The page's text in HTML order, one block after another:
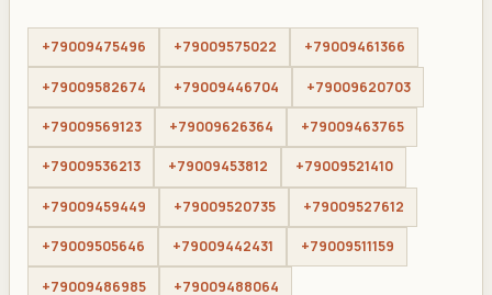
+79009475496 +79009575022 +79009461366
+79009582674 +79009446704 +79009620703
+79009569123 +79009626364 +79009463765
+79009536213 +79009453812 +79009521410
+79009459449 +79009520735 +79009527612
+79009505646 +79009442431 +79009511159
+79009486985 +79009488064